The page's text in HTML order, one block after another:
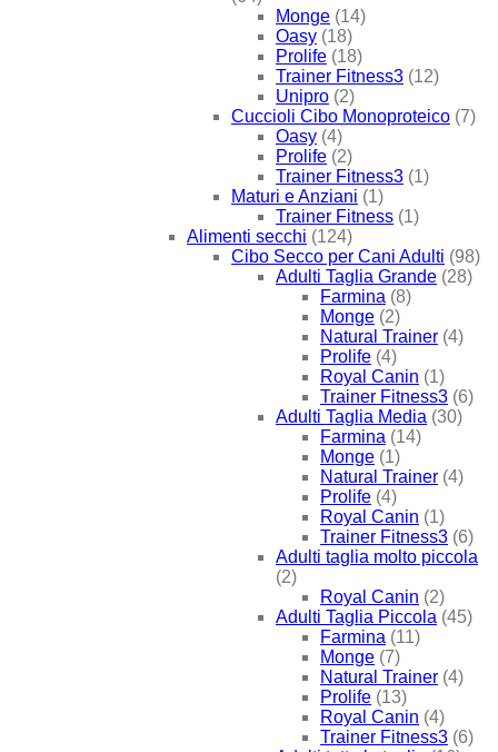
Monge (14)
Oasy (18)
Prolife (18)
Trainer Fitness3 (12)
Unipro (2)
Cuccioli Cibo Monoproteico (7)
Oasy (4)
Prolife (2)
Trainer Fitness3 (1)
Maturi e Anziani (1)
Trainer Fitness (1)
Alimenti secchi (124)
Cibo Secco per Cani Adulti (98)
Adulti Taglia Grande (28)
Farmina (8)
Monge (2)
Natural Trainer (4)
Prolife (4)
Royal Canin (1)
Trainer Fitness3 (6)
Adulti Taglia Media (30)
Farmina (14)
Monge (1)
Natural Trainer (4)
Prolife (4)
Royal Canin (1)
Trainer Fitness3 (6)
Adulti taglia molto piccola
(2)
Royal Canin (2)
Adulti Taglia Piccola (45)
Farmina (11)
Monge (7)
Natural Trainer (4)
Prolife (13)
Royal Canin (4)
Trainer Fitness3 (6)